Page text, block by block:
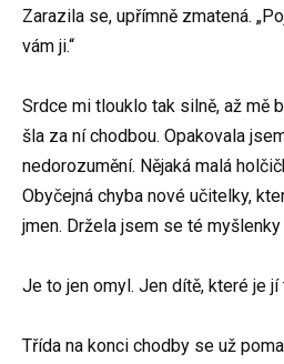
Zarazila se, upřímně zmatená.
vám ji.“
Srdce mi tlouklo tak silně, až mě
šla za ní chodbou. Opakovala
nedorozumění. Nějaká malá
Obyčejná chyba nové učitelky,
jmen. Držela jsem se té
Je to jen omyl. Jen dítě, které je jí
Třída na konci chodby se už